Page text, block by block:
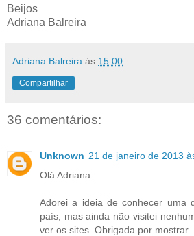
Beijos
Adriana Balreira
Adriana Balreira às 15:00
Compartilhar
36 comentários:
Unknown 21 de janeiro de 2013
Olá Adriana
Adorei a ideia de conhecer uma
país, mas ainda não visitei
ver os sites. Obrigada por mostrar.